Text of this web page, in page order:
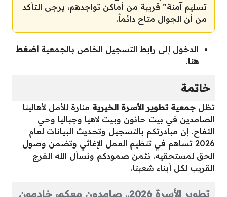
تسليم آمنة” قريبة من أماكن تواجدهم، يرجى التأكد
من أن الجوال متاح دائماً.
الدخول إلى رابط التسجيل الخاص بالجمعية اضغط
هنا.
خاتمة
تظل جمعية تطوير الأسرة الخيرية منارة للأمل لأهالينا
الصامدين في بيت حانون وبيت لاهيا وجباليا وحي
التفاح. إن مبادرتكم بالتسجيل وتحديث البيانات لعام
2026 تساهم في تنظيم العمل الإغاثي وتضمن وصول
الحق لمستحقيه. نثمن صمودكم ونسأل الله الفرج
القريب لكل أبناء شعبنا.
تطوير الأسرة 2026.. صامدون معكم، خادمون